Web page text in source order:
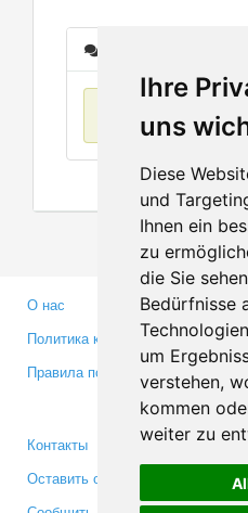
Ihre
uns
Diese
und
Ihnen ein
zu
die Sie
Bedürfnisse
um
verstehen,
kommen
weiter zu
О нас
Политика конфиденциальности
Правила пользования
Контакты
Оставить отзыв